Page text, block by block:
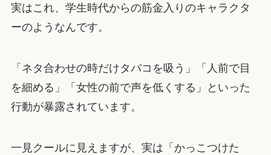
実はこれ、学生時代からの筋金入りのキャラクタ
ーのようなんです。
「ネタ合わせの時だけタバコを吸う」「人前で目
を細める」「女性の前で声を低くする」といった
行動が暴露されています。
一見クールに見えますが、実は「かっこつけた